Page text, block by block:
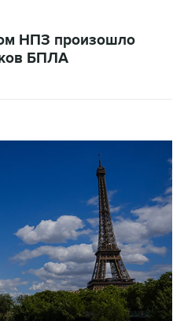
НПЗ произошло
БПЛА